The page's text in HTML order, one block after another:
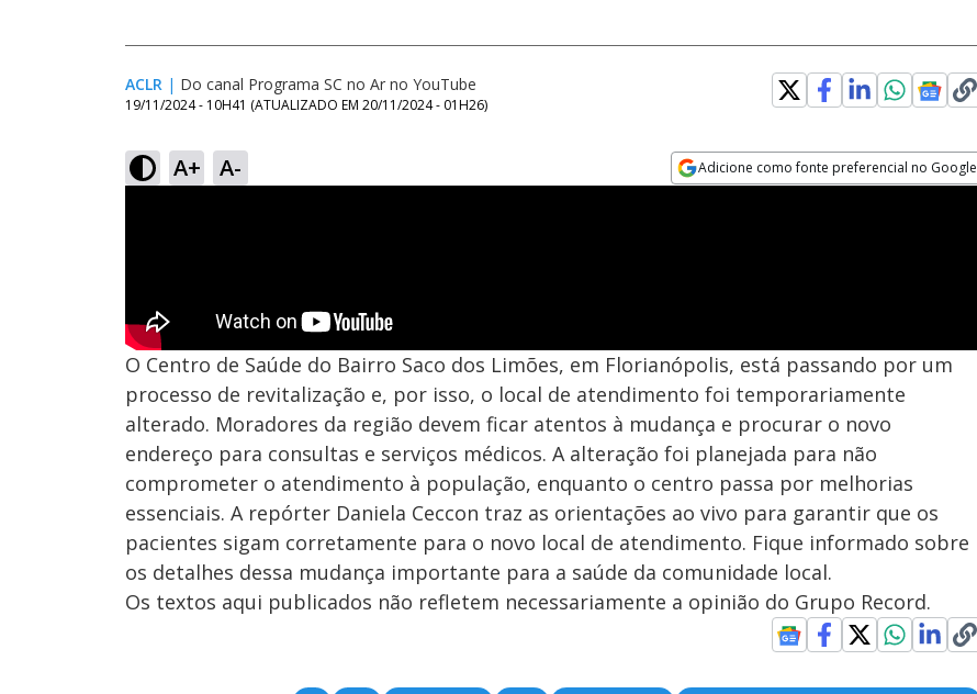
ACLR | Do canal Programa SC no Ar no YouTube
19/11/2024 - 10H41 (ATUALIZADO EM 20/11/2024 - 01H26)
A+ A- Adicione como fonte preferencial no Google
O Centro de Saúde do Bairro Saco dos Limões, em Florianópolis, está passando por um
processo de revitalização e, por isso, o local de atendimento foi temporariamente
alterado. Moradores da região devem ficar atentos à mudança e procurar o novo
endereço para consultas e serviços médicos. A alteração foi planejada para não
comprometer o atendimento à população, enquanto o centro passa por melhorias
essenciais. A repórter Daniela Ceccon traz as orientações ao vivo para garantir que os
pacientes sigam corretamente para o novo local de atendimento. Fique informado sobre
os detalhes dessa mudança importante para a saúde da comunidade local.
Os textos aqui publicados não refletem necessariamente a opinião do Grupo Record.